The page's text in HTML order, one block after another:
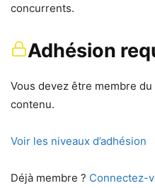
concurrents.
Adhésion
Vous devez être membre
contenu.
Voir les niveaux d’adhésion
Déjà membre ? Connectez-